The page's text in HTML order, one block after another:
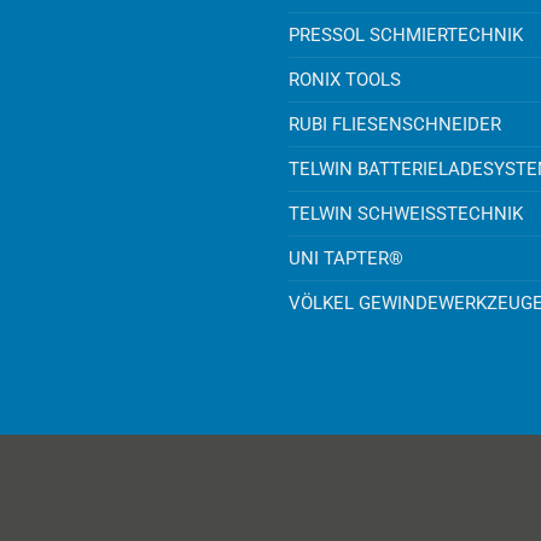
PRESSOL SCHMIERTECHNIK
RONIX TOOLS
RUBI FLIESENSCHNEIDER
TELWIN
TELWIN SCHWEISSTECHNIK
UNI TAPTER®
VÖLKEL GEWINDEWERKZEUGE